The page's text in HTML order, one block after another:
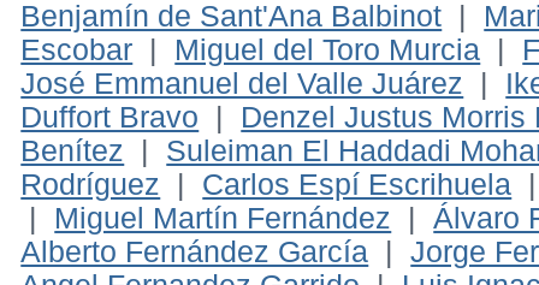
Benjamín de Sant'Ana Balbinot
Escobar
Miguel del Toro Murcia
José Emmanuel del Valle Juárez
Duffort Bravo
Denzel Justus Morris
Benítez
Suleiman El Haddadi
Rodríguez
Carlos Espí Escrihuela
Miguel Martín Fernández |Álvaro
Alberto Fernández García |Jorge